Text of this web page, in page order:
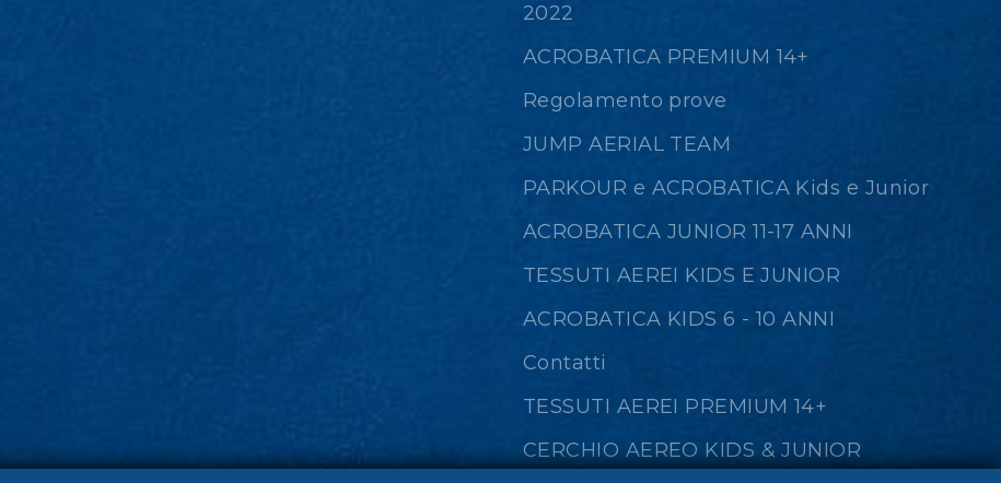
2022
ACROBATICA PREMIUM 14+
Regolamento prove
JUMP AERIAL TEAM
PARKOUR e ACROBATICA Kids e Junior
ACROBATICA JUNIOR 11-17 ANNI
TESSUTI AEREI KIDS E JUNIOR
ACROBATICA KIDS 6 - 10 ANNI
Contatti
TESSUTI AEREI PREMIUM 14+
CERCHIO AEREO KIDS & JUNIOR